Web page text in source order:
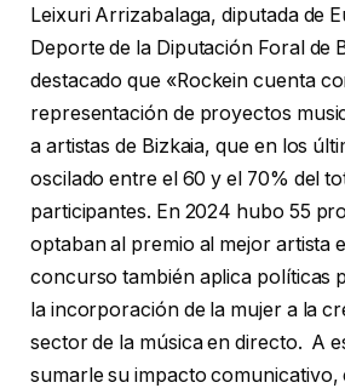
Leixuri Arrizabalaga, diputada de
Deporte de la Diputación Foral de
destacado que «Rockein cuenta
representación de proyectos
a artistas de Bizkaia, que en los
oscilado entre el 60 y el 70% del
participantes. En 2024 hubo 55
optaban al premio al mejor artista
concurso también aplica políticas
la incorporación de la mujer a la
sector de la música en directo. A
sumarle su impacto